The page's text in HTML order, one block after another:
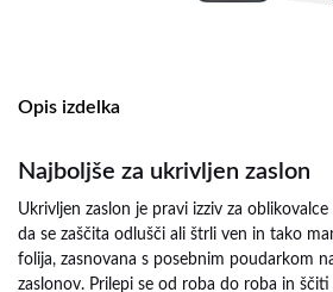
Opis izdelka
Najboljše za ukrivljen zaslon
Ukrivljen zaslon je pravi izziv za
da se zaščita odlušči ali štrli ven in tako
folija, zasnovana s posebnim poudarkom
zaslonov. Prilepi se od roba do roba in ščiti